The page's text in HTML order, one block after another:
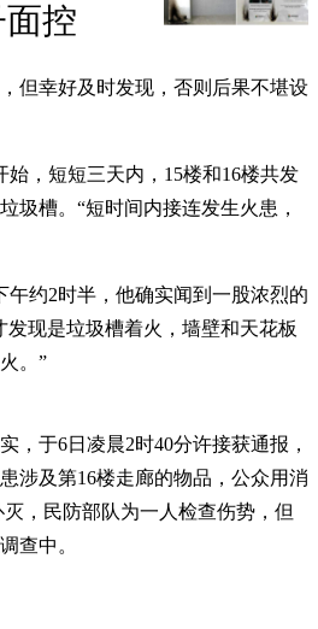
控
但幸好及时发现，否则后果不堪设
始，短短三天内，15楼和16楼共发
圾槽。“短时间内接连发生火患，
午约2时半，他确实闻到一股浓烈的
发现是垃圾槽着火，墙壁和天花板
。”
，于6日凌晨2时40分许接获通报，
涉及第16楼走廊的物品，公众用消
灭，民防部队为一人检查伤势，但
查中。